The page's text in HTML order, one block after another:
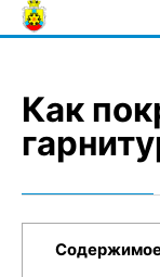
Skip
to
Как